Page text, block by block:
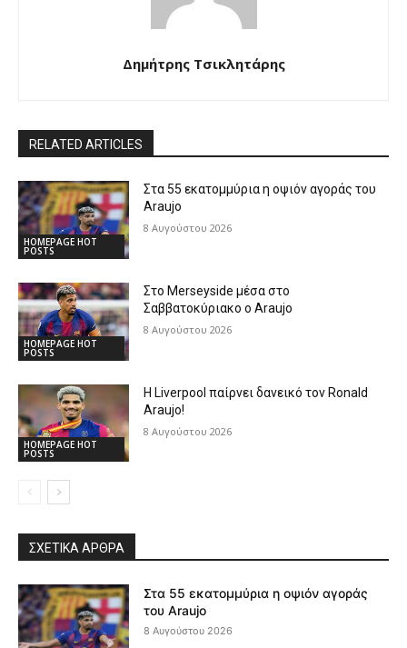
Δημήτρης Τσικλητάρης
RELATED ARTICLES
HOMEPAGE HOT
POSTS
Στα 55 εκατομμύρια η οψιόν αγοράς του
Araujo
8 Αυγούστου 2026
HOMEPAGE HOT
POSTS
Στο Merseyside μέσα στο
Σαββατοκύριακο ο Araujo
8 Αυγούστου 2026
HOMEPAGE HOT
POSTS
Η Liverpool παίρνει δανεικό τον Ronald
Araujo!
8 Αυγούστου 2026
ΣΧΕΤΙΚΆ ΆΡΘΡΑ
Στα 55 εκατομμύρια η οψιόν αγοράς
του Araujo
8 Αυγούστου 2026